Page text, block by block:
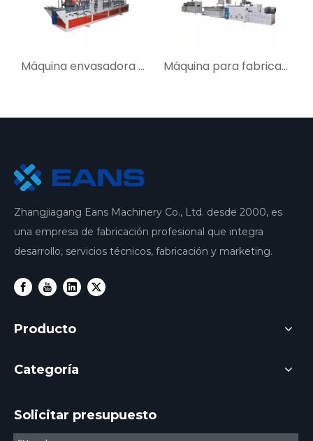
Máquina envasadora de perfiles de marco de puerta y ventana de PVC WPC Máquina para fabricar paneles de pared de techo de PVC de China
Zhangjiagang Eans Machinery Co., Ltd. desde 2000, es
una empresa de fabricación profesional que integra
desarrollo, servicios técnicos, fabricación y marketing.
Producto
Categoría
Solicitar presupuesto